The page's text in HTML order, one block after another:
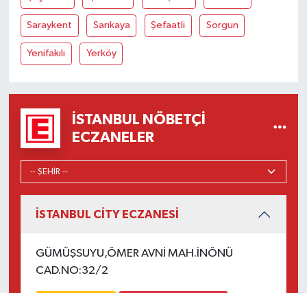
Saraykent Sarıkaya Şefaatli Sorgun
Yenifakılı Yerköy
İSTANBUL NÖBETÇI
ECZANELER
İSTANBUL CİTY ECZANESİ
GÜMÜŞSUYU,ÖMER AVNİ MAH.İNÖNÜ
CAD.NO:32/2